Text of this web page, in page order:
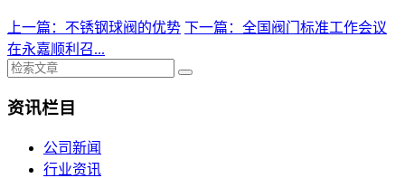
上一篇：不锈钢球阀的优势 下一篇：全国阀门标准工作会议
在永嘉顺利召...
资讯栏目
公司新闻
行业资讯